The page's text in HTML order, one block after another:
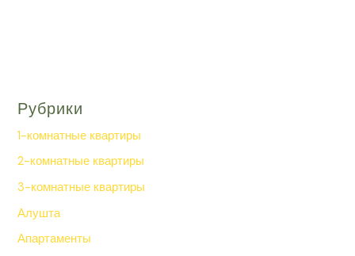
Рубрики
1-комнатные квартиры
2-комнатные квартиры
3-комнатные квартиры
Алушта
Апартаменты